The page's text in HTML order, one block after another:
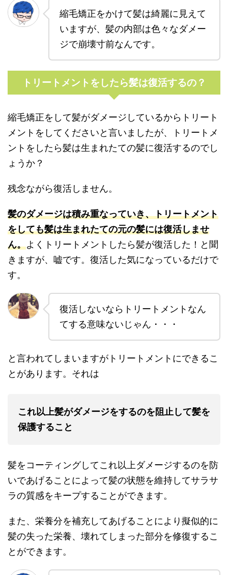
縮毛矯正をかけて髪は綺麗に見えて
いますが、髪の内部は色々なダメー
ジで崩壊寸前なんです。
トリートメントをしたら髪は復活するの？
縮毛矯正をして髪がダメージしているからトリート
メントをしてくださいと言いましたが、トリートメ
ントをしたら髪は生まれたての髪に復活するのでし
ょうか？
残念ながら復活しません。
髪のダメージは積み重なっていき、トリートメント
をしても髪は生まれたての元の髪には復活しませ
ん。よくトリートメントしたら髪が復活した！と聞
きますが、嘘です。復活した気になっているだけで
す。
復活しないならトリートメントなん
てする意味ないじゃん・・・
と言われてしまいますがトリートメントにできるこ
とがあります。それは
これ以上髪がダメージをするのを阻止して髪を
保護すること
髪をコーティングしてこれ以上ダメージするのを防
いであげることによって髪の状態を維持してサラサ
ラの質感をキープすることができます。
また、栄養分を補充してあげることにより擬似的に
髪の失った栄養、壊れてしまった部分を修復するこ
とができます。